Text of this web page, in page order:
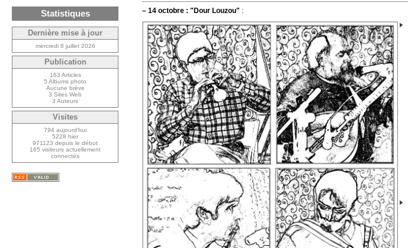
– 14 octobre : "Dour Louzou" :
Statistiques
Dernière mise à jour
mercredi 8 juillet 2026
Publication
163 Articles
5 Albums photo
Aucune brève
3 Sites Web
3 Auteurs
Visites
794 aujourd’hui
5228 hier
971123 depuis le début
165 visiteurs actuellement
connectés